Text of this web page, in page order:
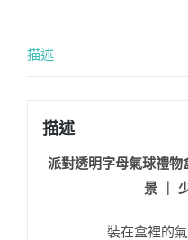
描述
描述
派對透明字母氣球禮
景 ｜
裝在盒裡的